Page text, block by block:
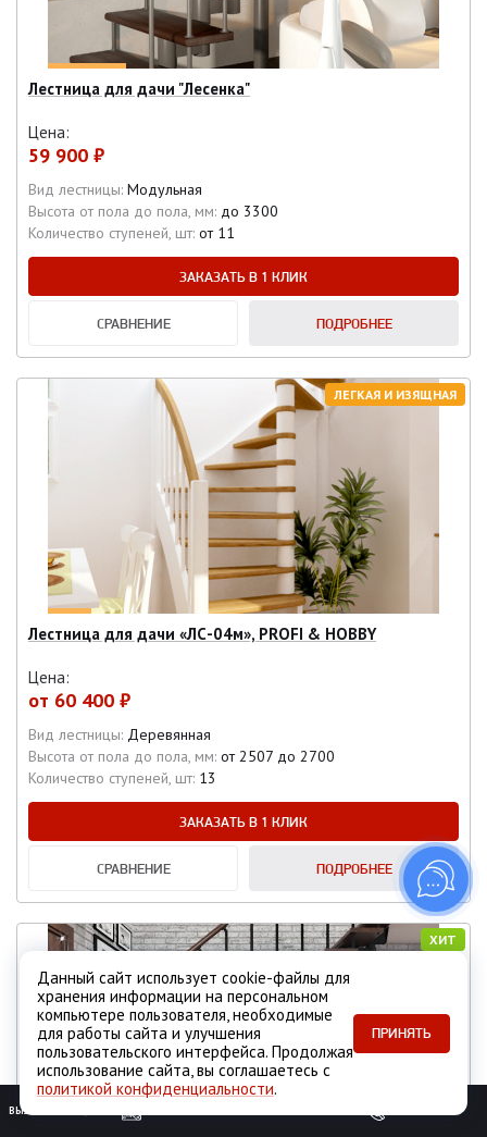
Лестница для дачи "Лесенка"
Цена:
59 900 ₽
Вид лестницы: Модульная
Высота от пола до пола, мм: до 3300
Количество ступеней, шт: от 11
ЗАКАЗАТЬ В 1 КЛИК
СРАВНЕНИЕ ПОДРОБНЕЕ
ЛЕГКАЯ И ИЗЯЩНАЯ
Лестница для дачи «ЛС-04м», PROFI & HOBBY
Цена:
от 60 400 ₽
Вид лестницы: Деревянная
Высота от пола до пола, мм: от 2507 до 2700
Количество ступеней, шт: 13
ЗАКАЗАТЬ В 1 КЛИК
СРАВНЕНИЕ ПОДРОБНЕЕ
ХИТ
ВЫЗОВ ЗАМЕРЩИКА
Данный сайт использует cookie-файлы для
хранения информации на персональном
компьютере пользователя, необходимые
для работы сайта и улучшения
пользовательского интерфейса. Продолжая
использование сайта, вы соглашаетесь с
политикой конфиденциальности.
ПРИНЯТЬ